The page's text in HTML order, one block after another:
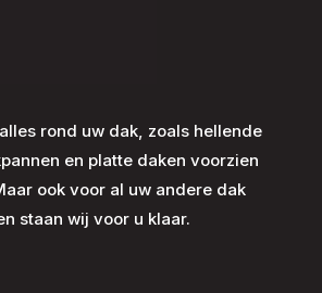
rond uw dak, zoals hellende
en platte daken voorzien
ook voor al uw andere dak
staan wij voor u klaar.